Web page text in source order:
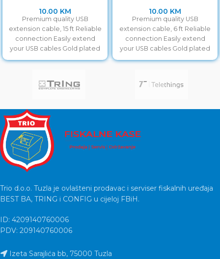
10.00 KM
Premium quality USB
extension cable, 15 ft Reliable
connection Easily extend
your USB cables Gold plated
contacts
10.00 KM
Premium quality USB
extension cable, 6 ft Reliable
connection Easily extend
your USB cables Gold plated
contacts
Trio d.o.o. Tuzla je ovlašteni prodavac i serviser fiskalnih uređaja
BEST BA, TRING i CONFIG u cijeloj FBiH.
ID: 4209140760006
PDV: 209140760006
Izeta Sarajlića bb, 75000 Tuzla